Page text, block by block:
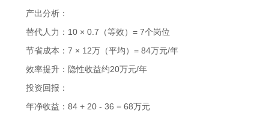
产出分析：
替代人力：10 × 0.7（等效）= 7个岗位
节省成本：7 × 12万（平均）= 84万元/年
效率提升：隐性收益约20万元/年
投资回报：
年净收益：84 + 20 - 36 = 68万元